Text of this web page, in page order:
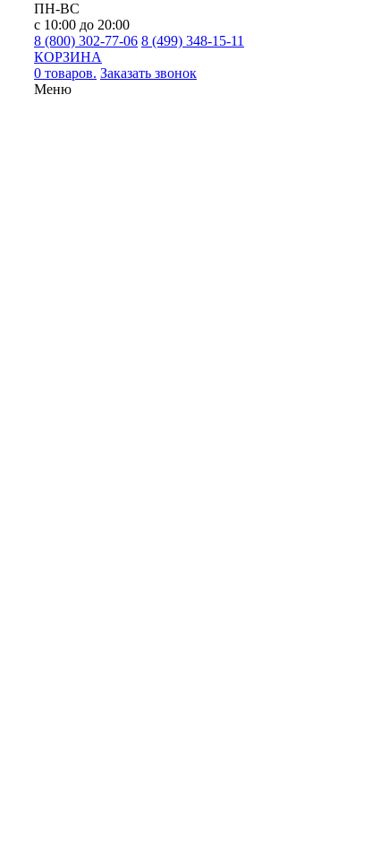
ПН-ВС
с 10:00 до 20:00
8 (800) 302-77-06 8 (499) 348-15-11
КОРЗИНА
0 товаров. Заказать звонок
Меню